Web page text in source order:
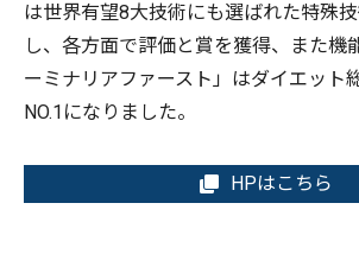
は世界有望8大技術にも選ばれた特殊
し、各方面で評価と賞を獲得、また機
ーミナリアファースト」はダイエット
NO.1になりました。
HPはこちら